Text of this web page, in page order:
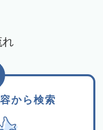
れ
から検索